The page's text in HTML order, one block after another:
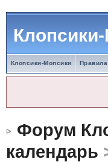
Клопсики-Мопсики
Форум
календарь